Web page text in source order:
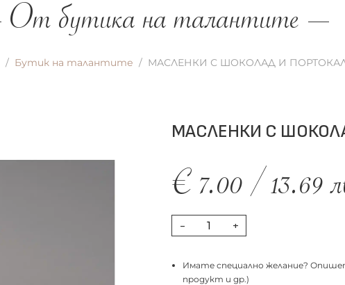
МАСЛЕНКИ С
€7.00/13.69
- +
Имате специално желание?
продукт и др.)
От бутика на талантите
Бутик на талантите МАСЛЕНКИ С ШОКОЛАД И